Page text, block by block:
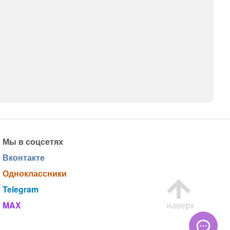
наверх
Мы в соцсетях
Вконтакте
Одноклассники
Telegram
MAX